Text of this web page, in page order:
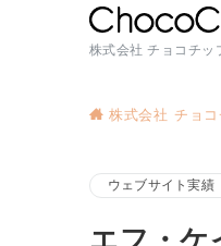
株式会社 チョコチッ
株式会社 チョ
ウェブサイト実績
エフ・ケ